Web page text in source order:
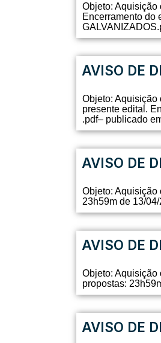
Objeto: Aquisição
Encerramento do
AVISO DE
Objeto: Aquisição
presente edital.
.pdf– publicado
AVISO DE
Objeto: Aquisição
23h59m de 13/
AVISO DE
Objeto: Aquisição
propostas:
AVISO DE